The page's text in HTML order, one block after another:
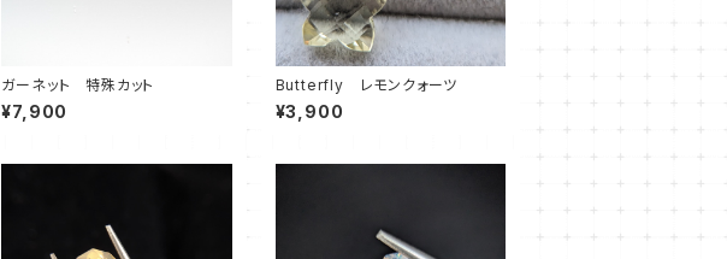
ガーネット 特殊カット
¥7,900
Butterfly レモンクォーツ
¥3,900